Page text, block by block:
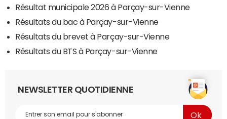
Résultat municipale 2026 à Parçay-sur-Vienne
Résultats du bac à Parçay-sur-Vienne
Résultats du brevet à Parçay-sur-Vienne
Résultats du BTS à Parçay-sur-Vienne
NEWSLETTER QUOTIDIENNE